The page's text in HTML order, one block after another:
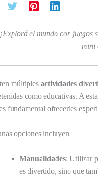
¡Explorá el mundo con juegos
mini
múltiples actividades
como educativas. A
fundamental ofrecerles
opciones incluyen:
Manualidades: Utilizar
es divertido, sino que